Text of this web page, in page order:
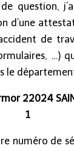
question,
d’une
de
…)
le
22024
1
numéro de